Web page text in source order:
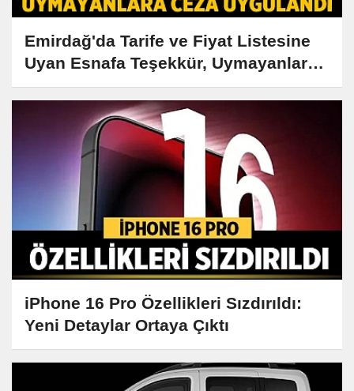
Emirdağ'da Tarife ve Fiyat Listesine
Uyan Esnafa Teşekkür, Uymayanlara
Ceza!
iPhone 16 Pro Özellikleri Sızdırıldı:
Yeni Detaylar Ortaya Çıktı